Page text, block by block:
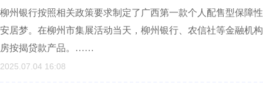
柳州银行按照相关政策要求制定了广西第一款个人配售型保障
安居梦。在柳州市集展活动当天，柳州银行、农信社等金融机
房按揭贷款产品。……
2025.07.04 16:08